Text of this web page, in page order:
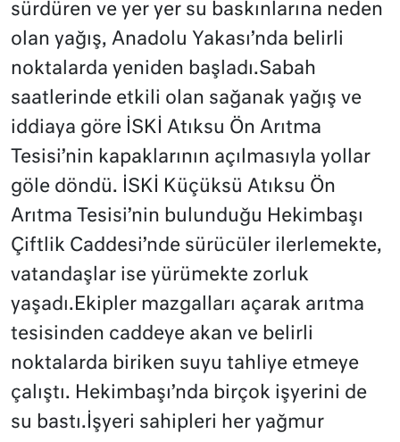
sürdüren ve yer yer su baskınlarına neden
olan yağış, Anadolu Yakası’nda belirli
noktalarda yeniden başladı.Sabah
saatlerinde etkili olan sağanak yağış ve
iddiaya göre İSKİ Atıksu Ön Arıtma
Tesisi’nin kapaklarının açılmasıyla yollar
göle döndü. İSKİ Küçüksü Atıksu Ön
Arıtma Tesisi’nin bulunduğu Hekimbaşı
Çiftlik Caddesi’nde sürücüler ilerlemekte,
vatandaşlar ise yürümekte zorluk
yaşadı.Ekipler mazgalları açarak arıtma
tesisinden caddeye akan ve belirli
noktalarda biriken suyu tahliye etmeye
çalıştı. Hekimbaşı’nda birçok işyerini de
su bastı.İşyeri sahipleri her yağmur